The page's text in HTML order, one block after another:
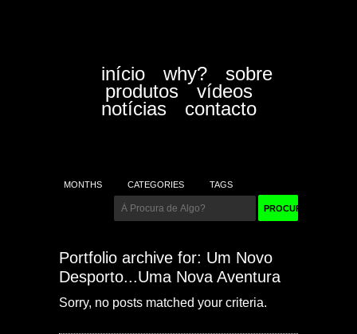
início why?
sobre
produtos
vídeos
notícias
contacto
MONTHS CATEGORIES TAGS
Portfolio archive for: Um Novo
Desporto...Uma Nova Aventura
Sorry, no posts matched your criteria.